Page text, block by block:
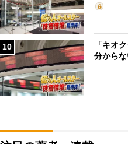
10
「キオ
分から